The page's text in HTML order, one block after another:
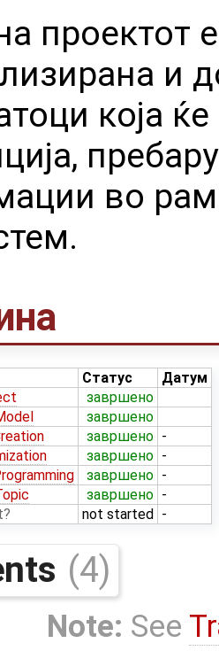
проектот
и
која
во
Статус
Датум
завршено
завршено
завршено -
завршено -
завршено -
завршено -
not started -
(4)
Note: See